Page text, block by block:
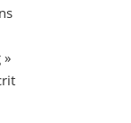
»